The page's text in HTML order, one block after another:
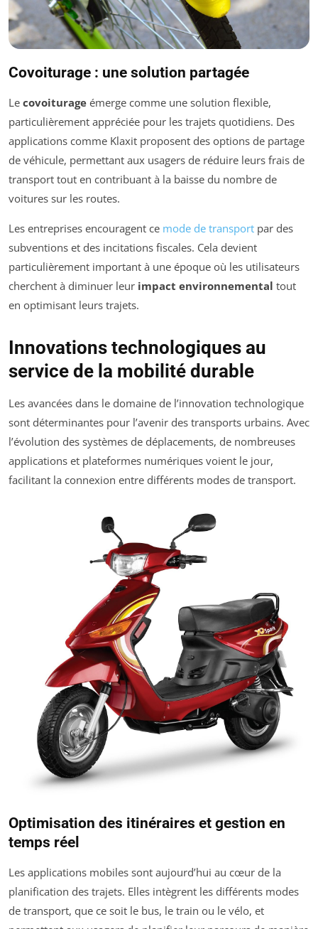
Covoiturage : une solution partagée
Le covoiturage émerge comme une solution flexible,
particulièrement appréciée pour les trajets quotidiens. Des
applications comme Klaxit proposent des options de partage
de véhicule, permettant aux usagers de réduire leurs frais de
transport tout en contribuant à la baisse du nombre de
voitures sur les routes.
Les entreprises encouragent ce mode de transport par des
subventions et des incitations fiscales. Cela devient
particulièrement important à une époque où les utilisateurs
cherchent à diminuer leur impact environnemental tout
en optimisant leurs trajets.
Innovations technologiques au
service de la mobilité durable
Les avancées dans le domaine de l’innovation technologique
sont déterminantes pour l’avenir des transports urbains. Avec
l’évolution des systèmes de déplacements, de nombreuses
applications et plateformes numériques voient le jour,
facilitant la connexion entre différents modes de transport.
Optimisation des itinéraires et gestion en
temps réel
Les applications mobiles sont aujourd’hui au cœur de la
planification des trajets. Elles intègrent les différents modes
de transport, que ce soit le bus, le train ou le vélo, et